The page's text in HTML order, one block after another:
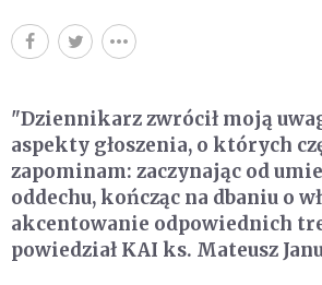
"Dziennikarz zwrócił moją
aspekty głoszenia, o których
zapominam: zaczynając od
oddechu, kończąc na dbaniu o
akcentowanie odpowiednich
powiedział KAI ks. Mateusz